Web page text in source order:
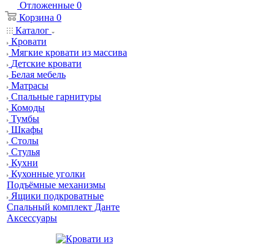
Отложенные 0
Корзина 0
Каталог
Кровати
Мягкие кровати из массива
Детские кровати
Белая мебель
Матрасы
Спальные гарнитуры
Комоды
Тумбы
Шкафы
Столы
Стулья
Кухни
Кухонные уголки
Подъёмные механизмы
Ящики подкроватные
Спальный комплект Данте
Аксессуары